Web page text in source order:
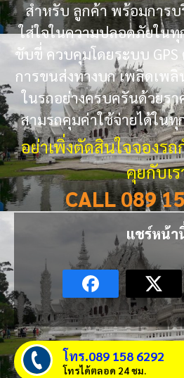
สำหรับ ลูกค้า พร้อมการ
ใส่ใจในความปลอดภัยในทุ
ขับขี่ ควบคุมโดยระบบ
การขนส่งทางบก เพลิดเพ
ในรถอย่างครบครันด้วยร
สามรถคุมค่าใช้จ่ายได้ใน
อย่าเพิ่งตัดสินใจจองรถ
คุยกับเร
CALL 089
แชร์หน้า
โทร.089 158 6292
โทรได้ตลอด 24 ชม.